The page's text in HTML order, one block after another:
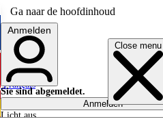
Ga naar de hoofdinhoud
Close menu
English
Français
Anmelden
Sie sind abgemeldet.
Anmelden
Licht aus